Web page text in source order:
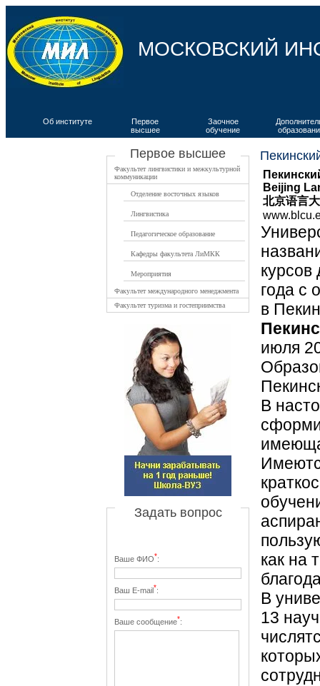
МОСКОВСКИЙ
Об институте
Первое
высшее
Заочное
обучение
Первое высшее
Факультет лингвистики и межкультурной
коммуникации
Отделение восточных языков
Лингвистика
Педагогическое образование
Кафедры факультета ЛиМКК
Мероприятия
Факультет международного менеджмента
Факультет туризма и гостеприимства
Задать вопрос
Ваше ФИО*:
Ваш E-mail*:
Ваше сообщение*:
Beijing
北京语言
года с
в
июля
В
как на
В
13